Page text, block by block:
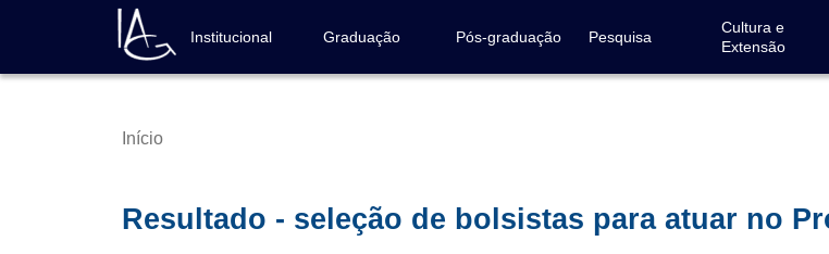
conteúdo
Navegação
principal
Institucional Graduação Pós-graduação Pesquisa
Cultura e
Extensão
Trilha
Início
Resultado - seleção de bolsistas para atuar no